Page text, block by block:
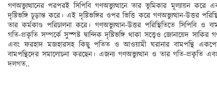
গণঅভ্যুত্থানের পরপরই সিপিবি গণঅভ্যুত্থানে তার ভূমিকার মূল্যায়ন করে
দৃষ্টিভঙ্গি চূড়ান্ত করে। এই দৃষ্টিভঙ্গির ওপর ভিত্তি করে গণঅভ্যুত্থান-উত্তর
তার কর্মকাণ্ড পরিচালনা করে। গণঅভ্যুত্থান-উত্তর পরিস্থিতিতে সিপিবি ও
গতি-প্রকৃতি সম্পর্কে সুস্পষ্ট দ্বান্দিক দৃষ্টিভঙ্গি থাকা সত্ত্বেও জোনায়েদ
এবং ফরহাদ মজহারসহ কিছু পতিত ও আওয়ামী ঘরানার বামপন্থি
বামপন্থিদের সমালোচনা করছেন। এজন্য গণঅভ্যুত্থান ও তার গতি-প্রকৃতি
দলগত..